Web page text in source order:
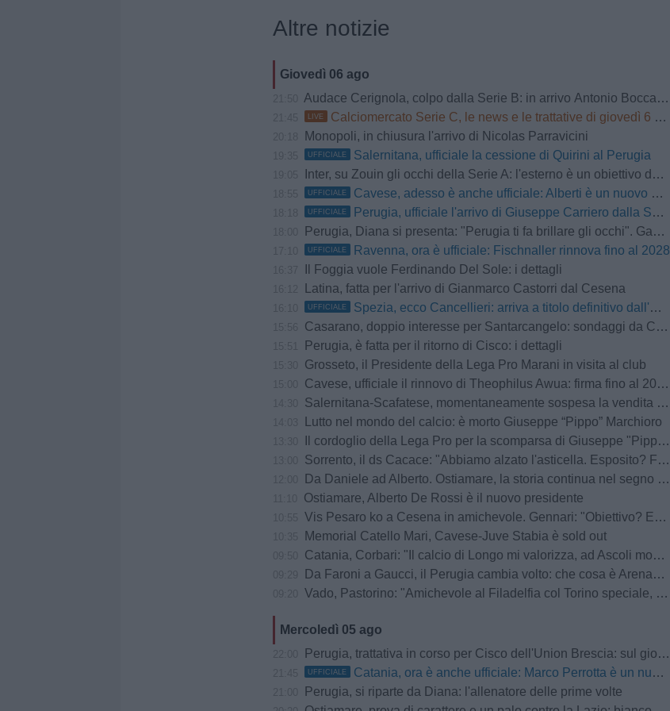
Altre notizie
Giovedì 06 ago
Audace Cerignola, colpo dalla Serie B: in arrivo Antonio Boccadamo dalla Virtus Entella
LIVE Calciomercato Serie C, le news e le trattative di giovedì 6 agosto | LIVE
Monopoli, in chiusura l'arrivo di Nicolas Parravicini
UFFICIALE Salernitana, ufficiale la cessione di Quirini al Perugia
Inter, su Zouin gli occhi della Serie A: l'esterno è un obiettivo del Parma
UFFICIALE Cavese, adesso è anche ufficiale: Alberti è un nuovo attaccante del club
UFFICIALE Perugia, ufficiale l'arrivo di Giuseppe Carriero dalla Salernitana
Perugia, Diana si presenta: "Perugia ti fa brillare gli occhi". Gaucci: "Un vero conoscitore di calcio"
UFFICIALE Ravenna, ora è ufficiale: Fischnaller rinnova fino al 2028
Il Foggia vuole Ferdinando Del Sole: i dettagli
Latina, fatta per l'arrivo di Gianmarco Castorri dal Cesena
UFFICIALE Spezia, ecco Cancellieri: arriva a titolo definitivo dall'Avellino
Casarano, doppio interesse per Santarcangelo: sondaggi da Cosenza e Arzignano Valchiampo
Perugia, è fatta per il ritorno di Cisco: i dettagli
Grosseto, il Presidente della Lega Pro Marani in visita al club
Cavese, ufficiale il rinnovo di Theophilus Awua: firma fino al 2028
Salernitana-Scafatese, momentaneamente sospesa la vendita dei biglietti per il settore ospiti: la nota ufficiale
Lutto nel mondo del calcio: è morto Giuseppe “Pippo” Marchioro
Il cordoglio della Lega Pro per la scomparsa di Giuseppe "Pippo" Marchioro
Sorrento, il ds Cacace: "Abbiamo alzato l'asticella. Esposito? Farà bene anche a Bari"
Da Daniele ad Alberto. Ostiamare, la storia continua nel segno dei De Rossi
Ostiamare, Alberto De Rossi è il nuovo presidente
Vis Pesaro ko a Cesena in amichevole. Gennari: "Obiettivo? Essere pronti per il Perugia in Coppa Italia"
Memorial Catello Mari, Cavese-Juve Stabia è sold out
Catania, Corbari: "Il calcio di Longo mi valorizza, ad Ascoli momenti indescrivibili"
Da Faroni a Gaucci, il Perugia cambia volto: che cosa è ArenaCuri?
Vado, Pastorino: "Amichevole al Filadelfia col Torino speciale, noi senza paura"
Mercoledì 05 ago
Perugia, trattativa in corso per Cisco dell'Union Brescia: sul giocatore forte interesse anche della Pro Vercelli
UFFICIALE Catania, ora è anche ufficiale: Marco Perrotta è un nuovo difensore rossazzurro
Perugia, si riparte da Diana: l'allenatore delle prime volte